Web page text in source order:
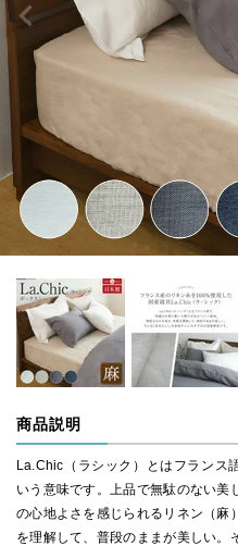
商品説明
La.Chic（ラシック）とはフランス
いう意味です。上品で無駄のない美
の心地よさを感じられるリネン（麻
を理解して、普段のままが美しい。